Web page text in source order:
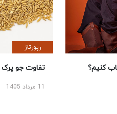
کنیم؟
رپورتاژ
تفاوت جو پرک